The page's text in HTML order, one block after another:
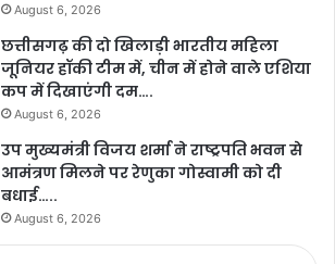
August 6, 2026
छत्तीसगढ़ की दो खिलाड़ी भारतीय महिला
जूनियर हॉकी टीम में, चीन में होने वाले एशिया
कप में दिखाएंगी दम….
August 6, 2026
उप मुख्यमंत्री विजय शर्मा ने राष्ट्रपति भवन से
आमंत्रण मिलने पर रेणुका गोस्वामी को दी
बधाई…..
August 6, 2026